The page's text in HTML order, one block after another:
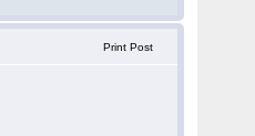
Print Post